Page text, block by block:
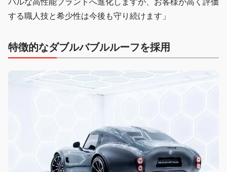
する職人技と希少性は今後も守り続けます」
特徴的なダブルバブルルーフを採用